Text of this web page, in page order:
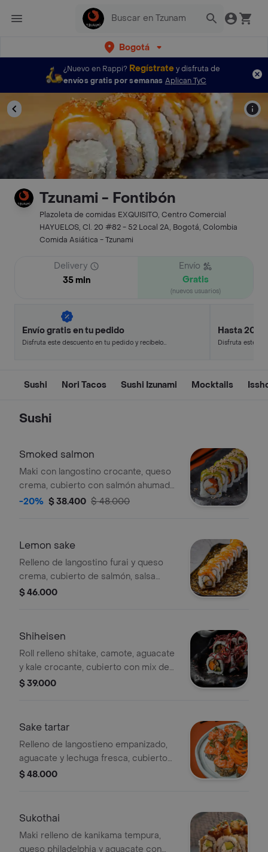
Bogotá
¿Nuevo en Rappi? Regístratey disfruta de
envíos gratis por semanas Aplican TyC
Tzunami - Fontibón
Plazoleta de comidas EXQUISITO, Centro Comercial
HAYUELOS, Cl. 20 #82 - 52 Local 2A, Bogotá, Colombia
Comida Asiática - Tzunami
Delivery
35 min
Envío
Gratis
(nuevos usuarios)
Envío gratis en tu pedido
Disfruta este descuento en tu pedido y recíbelo
Hasta 20%
Disfruta este
Sushi Nori Tacos Sushi Izunami Mocktails
Sushi
Smoked salmon
Maki con langostino crocante, queso
crema, cubierto con salmón ahumado
y aguacate, salsa tare y mix de ajonjolí
-20% $ 38.400 $ 48.000
Lemon sake
Relleno de langostino furai y queso
crema, cubierto de salmón, salsa
teriyaki y media luna de limón.
$ 46.000
Shiheisen
Roll relleno shitake, camote, aguacate
y kale crocante, cubierto con mix de
ajonjolí, remolacha crispy y salsa yuzu
$ 39.000
Sake tartar
Relleno de langostieno empanizado,
aguacate y lechuga fresca, cubierto
con un tartar de salmon con salsa
$ 48.000
Sukothai
Maki relleno de kanikama tempura,
queso philadelphia y aguacate con